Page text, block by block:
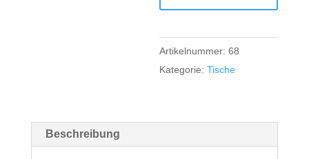
massive
Stahlplatte
Menge
Artikelnummer:68
Kategorie:Tische
Beschreibung